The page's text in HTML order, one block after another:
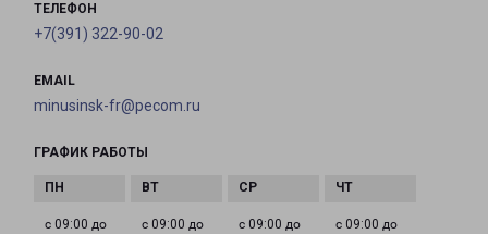
ТЕЛЕФОН
+7(391) 322-90-02
EMAIL
minusinsk-fr@pecom.ru
ГРАФИК РАБОТЫ
с 09:00 до
с 09:00 до
с 09:00 до
с 09:00 до